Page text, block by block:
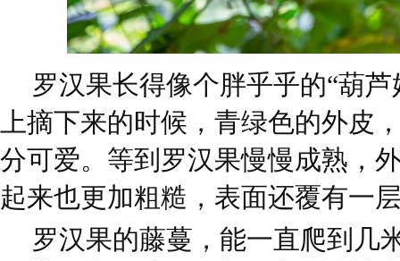
罗汉果长得像个胖乎乎的“葫
上摘下来的时候，青绿色的外皮
分可爱。等到罗汉果慢慢成熟，
起来也更加粗糙，表面还覆有一
罗汉果的藤蔓，能一直爬到几